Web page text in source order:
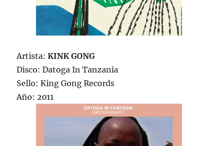
Artista:KINK GONG
Disco: Datoga In Tanzania
Sello: King Gong Records
Año: 2011